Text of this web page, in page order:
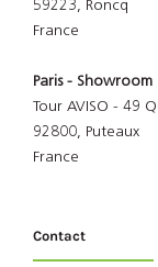
59223, Roncq
France
Paris - Showroom
Tour AVISO - 49
92800, Puteaux
France
Contact